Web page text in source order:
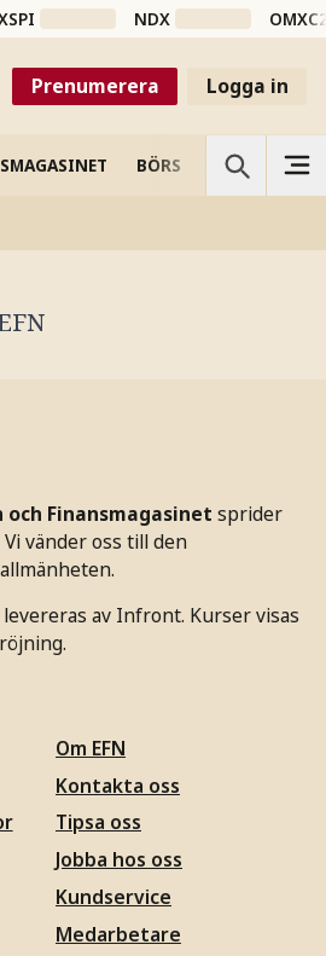
NDX
Prenumerera Logga in
BÖRS VETENSKAP
och Finansmagasinet sprider
vänder oss till den
av Infront. Kurser visas
Om EFN
Kontakta oss
Tipsa oss
Jobba hos oss
Kundservice
Medarbetare